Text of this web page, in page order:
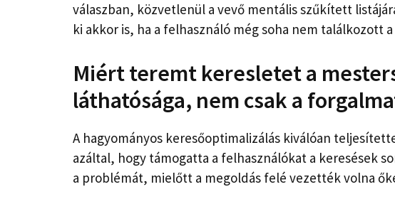
válaszban, közvetlenül a vevő mentális szűkített
ki akkor is, ha a felhasználó még soha nem találkozott
Miért teremt keresletet a
láthatósága, nem csak a
A hagyományos keresőoptimalizálás kiválóan
azáltal, hogy támogatta a felhasználókat a keresések
a problémát, mielőtt a megoldás felé vezették volna